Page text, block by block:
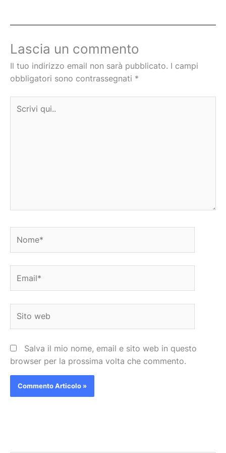
Lascia un commento
Il tuo indirizzo email non sarà pubblicato. I campi
obbligatori sono contrassegnati *
qui..
web
Salva il mio nome, email e sito web in questo
browser per la prossima volta che commento.